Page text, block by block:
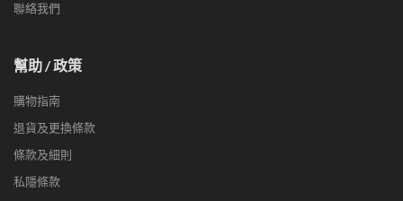
聯絡我們
幫助 / 政策
購物指南
退貨及更換條款
條款及細則
私隱條款